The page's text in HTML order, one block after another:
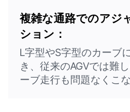
複雑な通路でのアジ
ション：
L字型やS字型のカーブ
き、従来のAGVでは難
ーブ走行も問題なくこな